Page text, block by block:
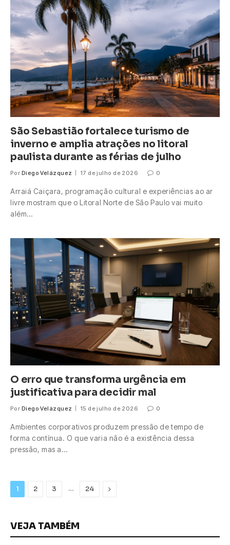
São Sebastião fortalece turismo de
inverno e amplia atrações no litoral
paulista durante as férias de julho
Por Diego Velázquez 17 de julho de 2026 0
Arraiá Caiçara, programação cultural e experiências ao ar
livre mostram que o Litoral Norte de São Paulo vai muito
além…
O erro que transforma urgência em
justificativa para decidir mal
Por Diego Velázquez 15 de julho de 2026 0
Ambientes corporativos produzem pressão de tempo de
forma contínua. O que varia não é a existência dessa
pressão, mas a…
1 2 3 … 24 Next
VEJA TAMBÉM